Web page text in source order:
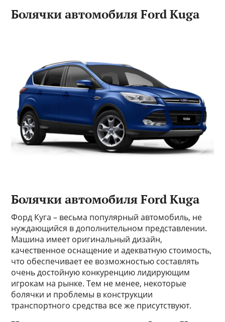
Болячки автомобиля Ford Kuga
Болячки автомобиля Ford Kuga
Форд Куга – весьма популярный автомобиль, не
нуждающийся в дополнительном представлении.
Машина имеет оригинальный дизайн,
качественное оснащение и адекватную стоимость,
что обеспечивает ее возможностью составлять
очень достойную конкуренцию лидирующим
игрокам на рынке. Тем не менее, некоторые
болячки и проблемы в конструкции
транспортного средства все же присутствуют.